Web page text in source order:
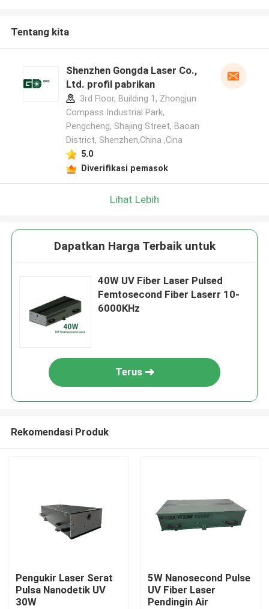
Tentang kita
Shenzhen Gongda Laser Co.,
Ltd. profil pabrikan
3rd Floor, Building 1, Zhongjun
Compass Industrial Park,
Pengcheng, Shajing Street, Baoan
District, Shenzhen,China ,Cina
5.0
Diverifikasi pemasok
Lihat Lebih
Dapatkan Harga Terbaik untuk
40W UV Fiber Laser Pulsed
Femtosecond Fiber Laserr 10-
6000KHz
Terus
Rekomendasi Produk
Pengukir Laser Serat
Pulsa Nanodetik UV
30W
5W Nanosecond Pulse
UV Fiber Laser
Pendingin Air